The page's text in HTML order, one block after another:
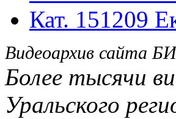
Кат. 151209
Видеоархив сайта
Более тысячи
Уральского